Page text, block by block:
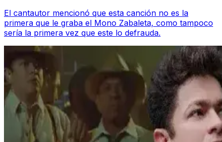
El cantautor mencionó que esta canción no es la
primera que le graba el Mono Zabaleta, como tampoco
sería la primera vez que este lo defrauda.